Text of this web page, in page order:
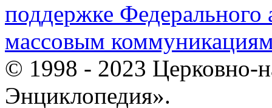
поддержке Федерального
массовым
© 1998 - 2023 Церковно-
Энциклопедия».